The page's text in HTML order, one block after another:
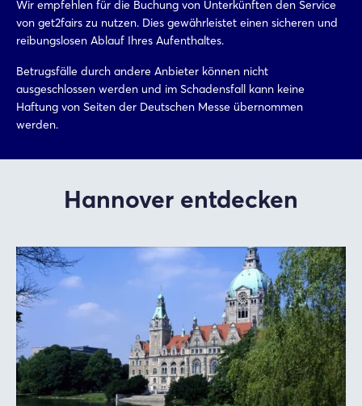
Wir empfehlen für die Buchung von Unterkünften den Service
von get2fairs zu nutzen. Dies gewährleistet einen sicheren und
reibungslosen Ablauf Ihres Aufenthaltes.
Betrugsfälle durch andere Anbieter können nicht
ausgeschlossen werden und im Schadensfall kann keine
Haftung von Seiten der Deutschen Messe übernommen
werden.
Hannover entdecken